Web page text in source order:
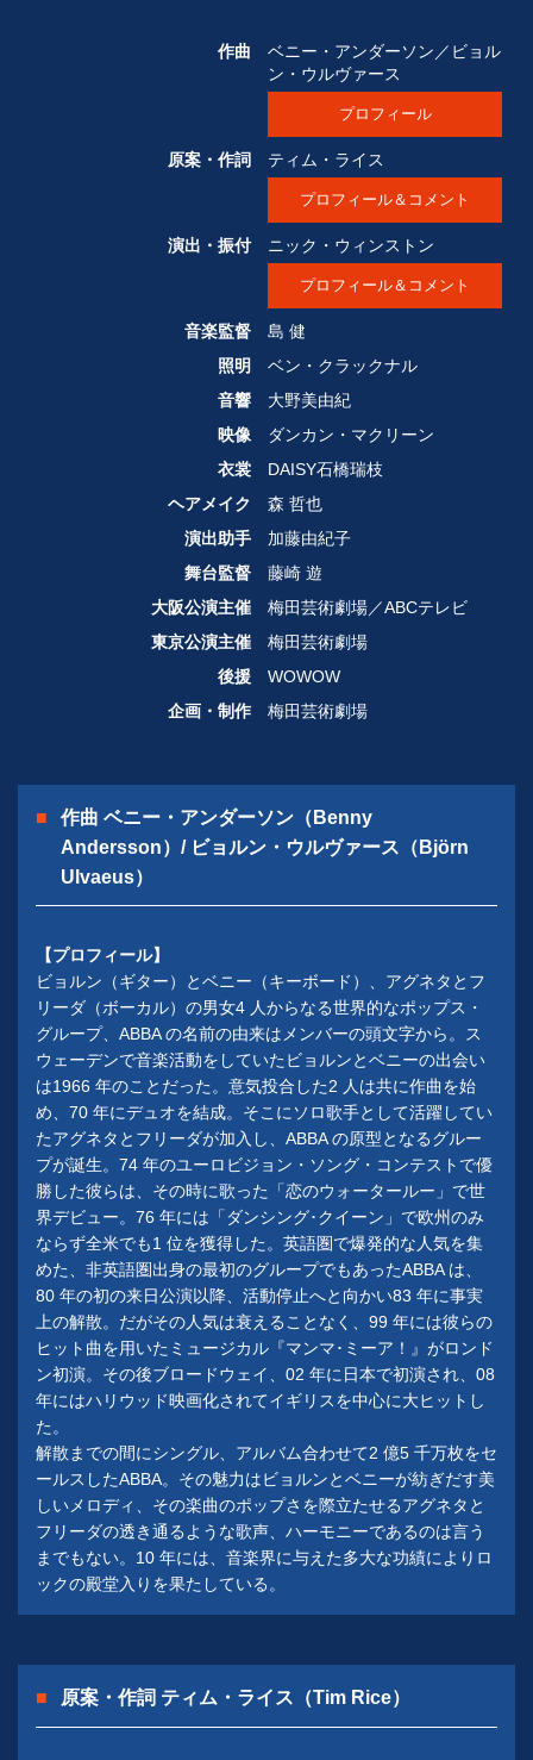
作曲
ベニー・アンダーソン／ビョル
ン・ウルヴァース
プロフィール
原案・作詞 ティム・ライス
プロフィール＆コメント
演出・振付 ニック・ウィンストン
プロフィール＆コメント
音楽監督
島 健
照明
ベン・クラックナル
音響
大野美由紀
映像
ダンカン・マクリーン
衣裳
DAISY石橋瑞枝
ヘアメイク
森 哲也
演出助手
加藤由紀子
舞台監督
藤崎 遊
大阪公演主催
梅田芸術劇場／ABCテレビ
東京公演主催
梅田芸術劇場
後援
WOWOW
企画・制作
梅田芸術劇場
作曲 ベニー・アンダーソン（Benny
Andersson）/ ビョルン・ウルヴァース（Björn
Ulvaeus）
【プロフィール】
ビョルン（ギター）とベニー（キーボード）、アグネタとフ
リーダ（ボーカル）の男女4 人からなる世界的なポップス・
グループ、ABBA の名前の由来はメンバーの頭文字から。ス
ウェーデンで音楽活動をしていたビョルンとベニーの出会い
は1966 年のことだった。意気投合した2 人は共に作曲を始
め、70 年にデュオを結成。そこにソロ歌手として活躍してい
たアグネタとフリーダが加入し、ABBA の原型となるグルー
プが誕生。74 年のユーロビジョン・ソング・コンテストで優
勝した彼らは、その時に歌った「恋のウォータールー」で世
界デビュー。76 年には「ダンシング･クイーン」で欧州のみ
ならず全米でも1 位を獲得した。英語圏で爆発的な人気を集
めた、非英語圏出身の最初のグループでもあったABBA は、
80 年の初の来日公演以降、活動停止へと向かい83 年に事実
上の解散。だがその人気は衰えることなく、99 年には彼らの
ヒット曲を用いたミュージカル『マンマ･ミーア！』がロンド
ン初演。その後ブロードウェイ、02 年に日本で初演され、08
年にはハリウッド映画化されてイギリスを中心に大ヒットし
た。
解散までの間にシングル、アルバム合わせて2 億5 千万枚をセ
ールスしたABBA。その魅力はビョルンとベニーが紡ぎだす美
しいメロディ、その楽曲のポップさを際立たせるアグネタと
フリーダの透き通るような歌声、ハーモニーであるのは言う
までもない。10 年には、音楽界に与えた多大な功績によりロ
ックの殿堂入りを果たしている。
原案・作詞 ティム・ライス（Tim Rice）